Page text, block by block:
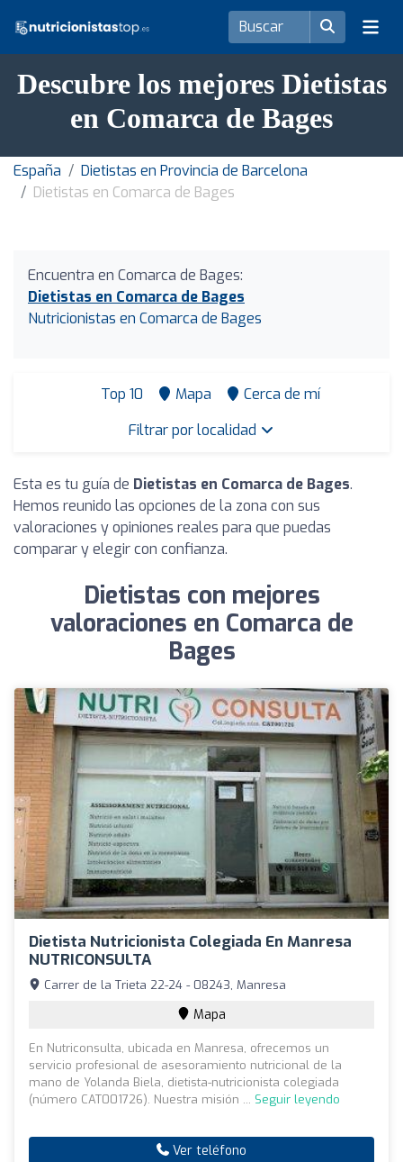
Descubre los mejores Dietistas
en Comarca de Bages
España
Dietistas en Provincia de Barcelona
Dietistas en Comarca de Bages
Encuentra en Comarca de Bages:
Dietistas en Comarca de Bages
Nutricionistas en Comarca de Bages
Top 10 Mapa
Cerca de mí
Filtrar por localidad
Esta es tu guía de Dietistas en Comarca de Bages.
Hemos reunido las opciones de la zona con sus
valoraciones y opiniones reales para que puedas
comparar y elegir con confianza.
Dietistas con mejores
valoraciones en Comarca de
Bages
Dietista Nutricionista Colegiada En Manresa
NUTRICONSULTA
Carrer de la Trieta 22-24 - 08243, Manresa
Mapa
En Nutriconsulta, ubicada en Manresa, ofrecemos un
servicio profesional de asesoramiento nutricional de la
mano de Yolanda Biela, dietista-nutricionista colegiada
(número CAT001726). Nuestra misión ... Seguir leyendo
Ver teléfono